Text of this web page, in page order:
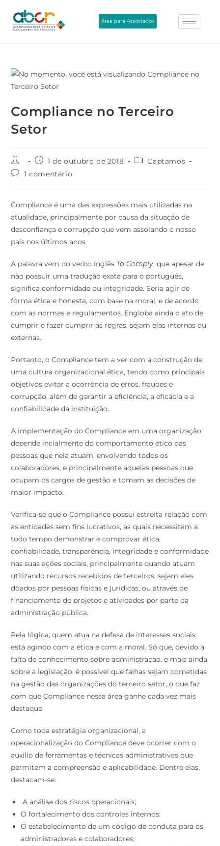
Área para Associados
Compliance no Terceiro
Setor
1 de outubro de 2018
Captamos
1 comentário
Compliance é uma das expressões mais utilizadas na
atualidade, principalmente por causa da situação de
desconfiança e corrupção que vem assolando o nosso
país nos últimos anos.
A palavra vem do verbo inglês To Comply, que apesar de
não possuir uma tradução exata para o português,
significa conformidade ou integridade. Seria agir de
forma ética e honesta, com base na moral, e de acordo
com as normas e regulamentos. Engloba ainda o ato de
cumprir e fazer cumprir as regras, sejam elas internas ou
externas.
Portanto, o Compliance tem a ver com a construção de
uma cultura organizacional ética, tendo como principais
objetivos evitar a ocorrência de erros, fraudes e
corrupção, além de garantir a eficiência, a eficácia e a
confiabilidade da instituição.
A implementação do Compliance em uma organização
depende incialmente do comportamento ético das
pessoas que nela atuam, envolvendo todos os
colaboradores, e principalmente aquelas pessoas que
ocupam os cargos de gestão e tomam as decisões de
maior impacto.
Verifica-se que o Compliance possui estreita relação com
as entidades sem fins lucrativos, as quais necessitam a
todo tempo demonstrar e comprovar ética,
confiabilidade, transparência, integridade e conformidade
nas suas ações sociais, principalmente quando atuam
utilizando recursos recebidos de terceiros, sejam eles
doados por pessoas físicas e jurídicas, ou através de
financiamento de projetos e atividades por parte da
administração pública.
Pela lógica, quem atua na defesa de interesses sociais
está agindo com a ética e com a moral. Só que, devido à
falta de conhecimento sobre administração, e mais ainda
sobre a legislação, é possível que falhas sejam cometidas
na gestão das organizações do terceiro setor, o que faz
com que Compliance nessa área ganhe cada vez mais
destaque.
Como toda estratégia organizacional, a
operacionalização do Compliance deve ocorrer com o
auxílio de ferramentas e técnicas administrativas que
permitem a compreensão e aplicabilidade. Dentre elas,
destacam-se:
A análise dos riscos operacionais;
O fortalecimento dos controles internos;
O estabelecimento de um código de conduta para os
administradores e colaboradores;